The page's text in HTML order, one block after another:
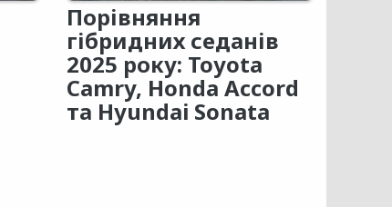
Порівняння
гібридних седанів
2025 року: Toyota
Camry, Honda Accord
та Hyundai Sonata